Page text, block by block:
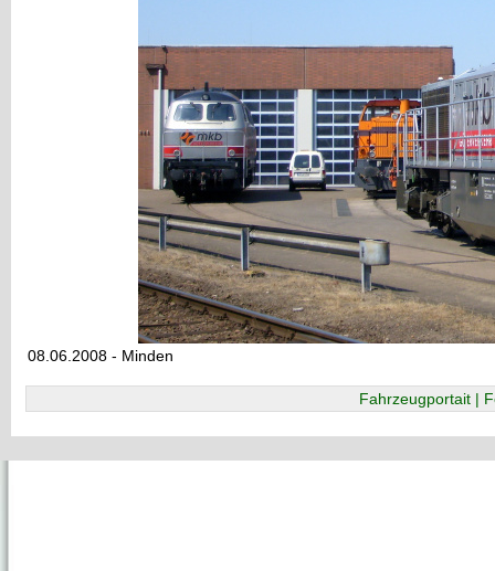
08.06.2008 - Minden
Fahrzeugportait |